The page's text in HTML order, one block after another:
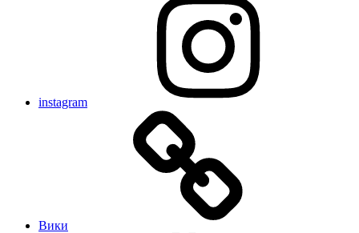
instagram
Вики